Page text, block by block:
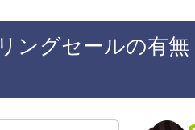
ングセールの有無